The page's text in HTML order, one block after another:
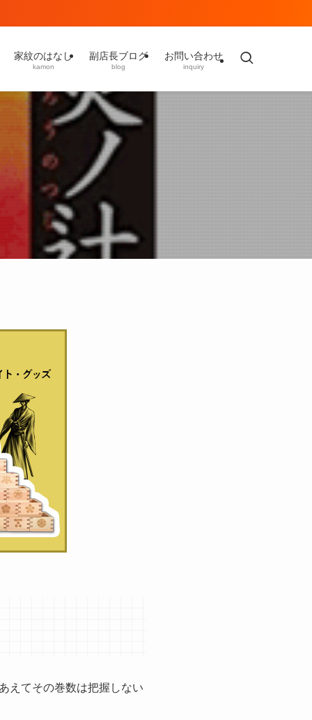
家紋のはなし
kamon
副店長ブログ
blog
お問い合わせ
inquiry
えてその巻数は把握しない